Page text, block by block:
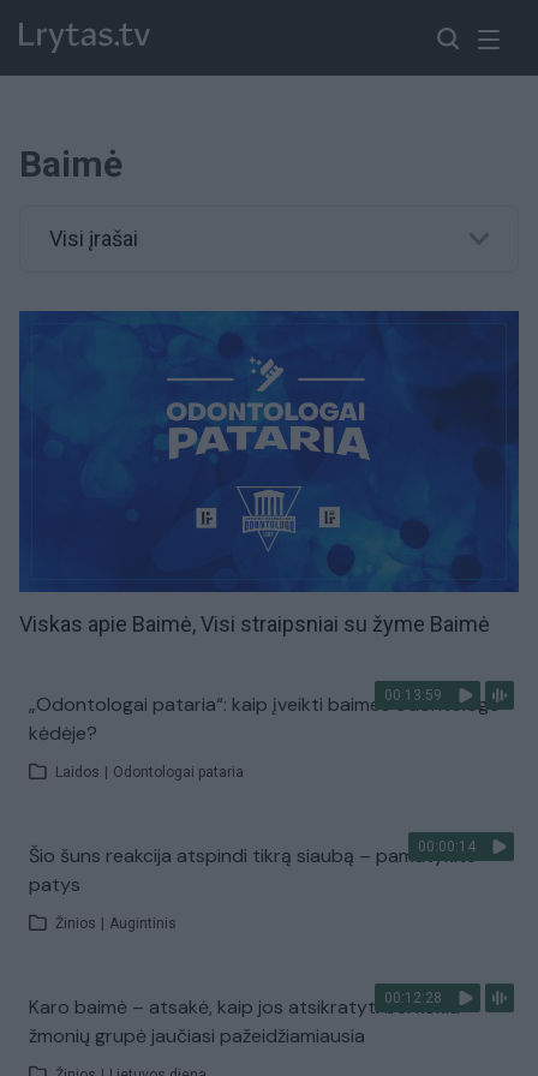
Baimė
Visi įrašai
Viskas apie Baimė, Visi straipsniai su žyme Baimė
00:13:59
„Odontologai pataria“: kaip įveikti baimes odontologo
kėdėje?
Laidos Odontologai pataria
00:00:14
Šio šuns reakcija atspindi tikrą siaubą – pamatykite
patys
Žinios Augintinis
00:12:28
Karo baimė – atsakė, kaip jos atsikratyti bei kokia
žmonių grupė jaučiasi pažeidžiamiausia